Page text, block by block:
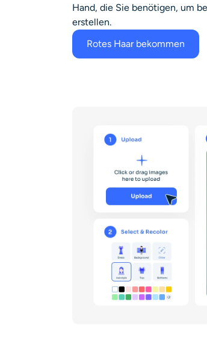
Hand, die Sie benötigen, um
erstellen.
Rotes Haar bekommen